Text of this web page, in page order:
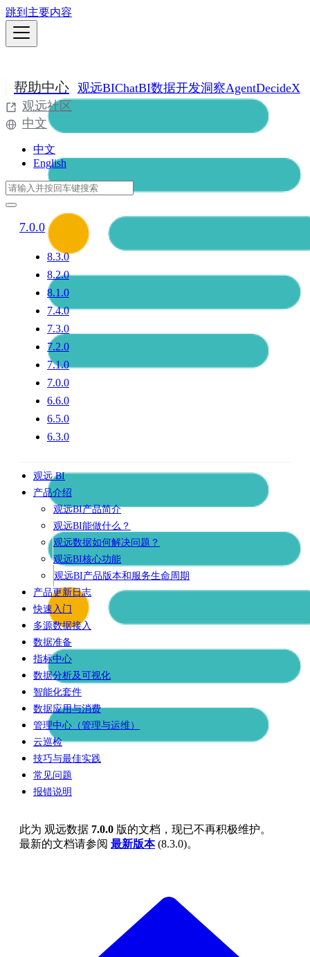
跳到主要内容
帮助中心 观远BIChatBI数据开发洞察AgentDecideX
观远社区
中文
中文
English
7.0.0
8.3.0
8.2.0
8.1.0
7.4.0
7.3.0
7.2.0
7.1.0
7.0.0
6.6.0
6.5.0
6.3.0
观远 BI
产品介绍
观远BI产品简介
观远BI能做什么？
观远数据如何解决问题？
观远BI核心功能
观远BI产品版本和服务生命周期
产品更新日志
快速入门
多源数据接入
数据准备
指标中心
数据分析及可视化
智能化套件
数据应用与消费
管理中心（管理与运维）
云巡检
技巧与最佳实践
常见问题
报错说明
此为 观远数据 7.0.0 版的文档，现已不再积极维护。
最新的文档请参阅 最新版本(8.3.0)。